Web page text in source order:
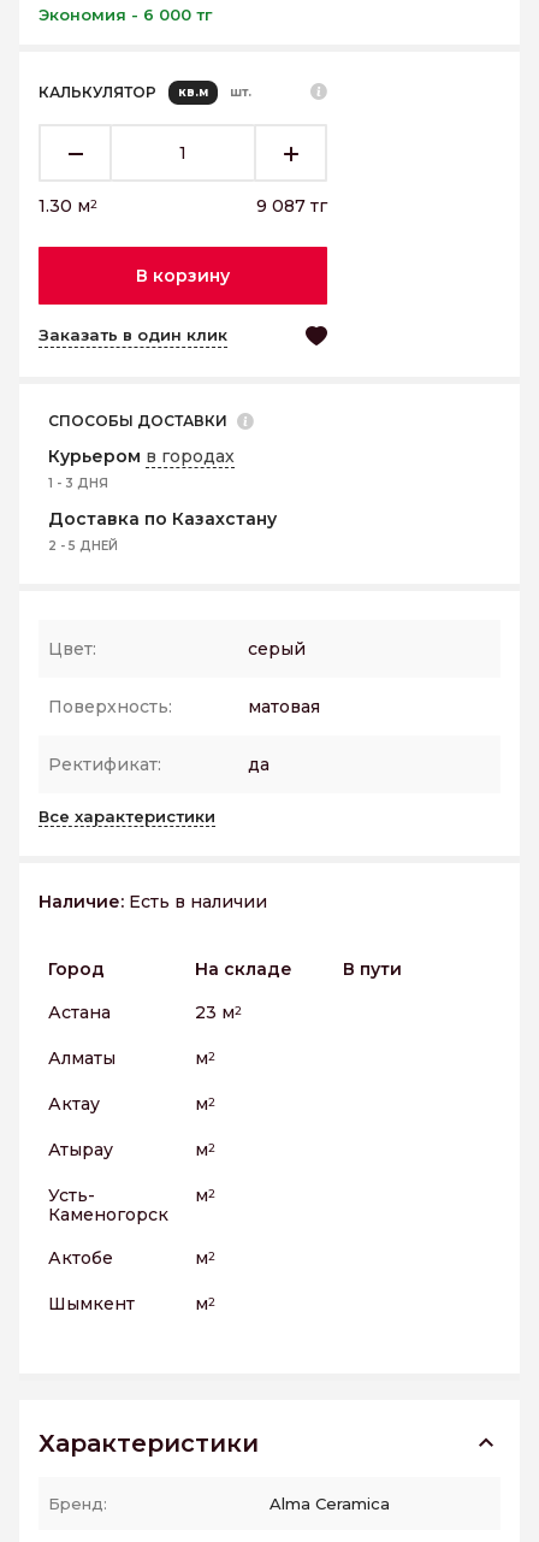
Экономия - 6 000 тг
КАЛЬКУЛЯТОР кв.м шт.
1.30 м2 9 087 тг
В корзину
Заказать в один клик
СПОСОБЫ ДОСТАВКИ
Курьером в городах
1 - 3 ДНЯ
Доставка по Казахстану
2 - 5 ДНЕЙ
Цвет: серый
Поверхность: матовая
Ректификат: да
Все характеристики
Наличие: Есть в наличии
Город На складе
В пути
Астана
23 м2
Алматы м2
Актау м2
Атырау м2
Усть-
Каменогорск
м2
Актобе м2
Шымкент м2
Характеристики
Бренд: Alma Ceramica